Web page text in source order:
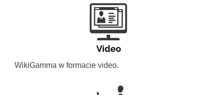
Video
WikiGamma w formacie video.